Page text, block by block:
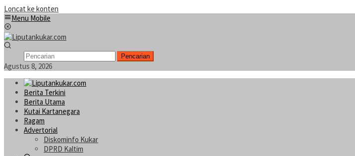
Loncat ke konten
Menu Mobile
Pencarian
Agustus 8, 2026
Berita Terkini
Berita Utama
Kutai Kartanegara
Ragam
Advertorial
Diskominfo Kukar
DPRD Kaltim